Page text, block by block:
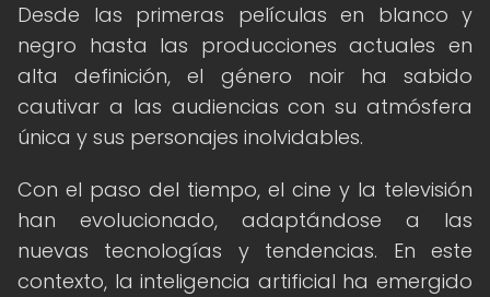
Desde las primeras películas en blanco y
negro hasta las producciones actuales en
alta definición, el género noir ha sabido
cautivar a las audiencias con su atmósfera
única y sus personajes inolvidables.
Con el paso del tiempo, el cine y la televisión
han evolucionado, adaptándose a las
nuevas tecnologías y tendencias. En este
contexto, la inteligencia artificial ha emergido